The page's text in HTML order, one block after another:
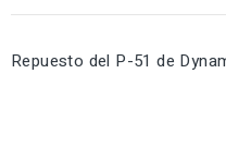
Repuesto del P-51 de